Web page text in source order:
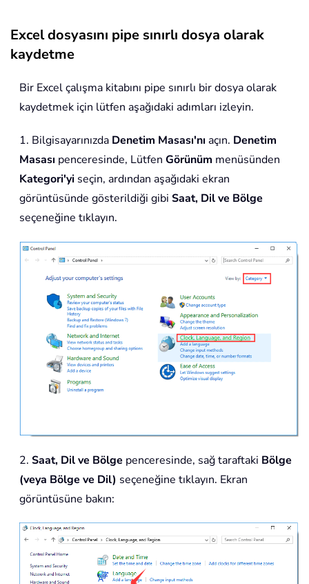
Excel dosyasını pipe sınırlı dosya olarak
kaydetme
Bir Excel çalışma kitabını pipe sınırlı bir dosya olarak
kaydetmek için lütfen aşağıdaki adımları izleyin.
1. Bilgisayarınızda Denetim Masası'nı açın. Denetim
Masası penceresinde, Lütfen Görünüm menüsünden
Kategori'yi seçin, ardından aşağıdaki ekran
görüntüsünde gösterildiği gibi Saat, Dil ve Bölge
seçeneğine tıklayın.
2. Saat, Dil ve Bölge penceresinde, sağ taraftaki Bölge
(veya Bölge ve Dil) seçeneğine tıklayın. Ekran
görüntüsüne bakın: